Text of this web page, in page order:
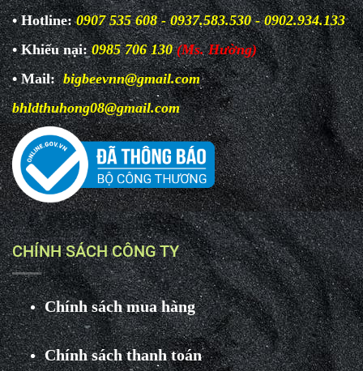
• Hotline:0907 535 608 - 0937.583.530 - 0902.934.133
• Khiếu nại: 0985 706 130 (Ms. Hường)
• Mail:bigbeevnn@gmail.com
bhldthuhong08@gmail.com
CHÍNH SÁCH CÔNG TY
Chính sách mua hàng
Chính sách thanh toán